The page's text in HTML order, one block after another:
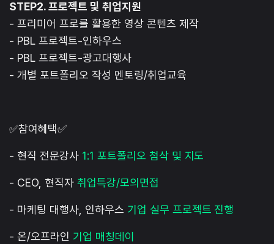
STEP2. 프로젝트 및 취업지원
- 프리미어 프로를 활용한 영상 콘텐츠 제작
- PBL 프로젝트-인하우스
- PBL 프로젝트-광고대행사
- 개별 포트폴리오 작성 멘토링/취업교육
✅참여혜택✅
- 현직 전문강사 1:1 포트폴리오 첨삭 및 지도
- CEO, 현직자 취업특강/모의면접
- 마케팅 대행사, 인하우스 기업 실무 프로젝트 진행
- 온/오프라인 기업 매칭데이